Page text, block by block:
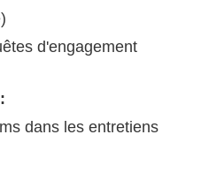
d'engagement
dans les entretiens